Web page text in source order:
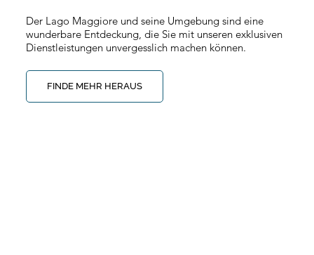
Der Lago Maggiore und seine Umgebung sind eine
wunderbare Entdeckung, die Sie mit unseren exklusiven
Dienstleistungen unvergesslich machen können.
FINDE MEHR HERAUS